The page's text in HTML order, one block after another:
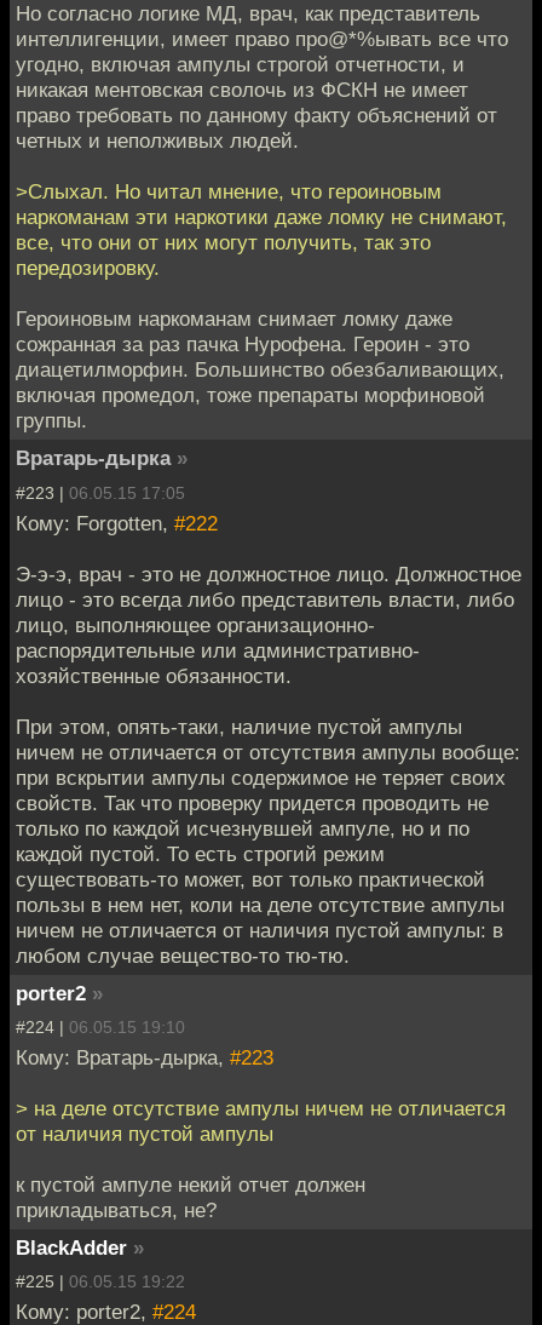
Но согласно логике МД, врач, как представитель
интеллигенции, имеет право про@*%ывать все что
угодно, включая ампулы строгой отчетности, и
никакая ментовская сволочь из ФСКН не имеет
право требовать по данному факту объяснений от
четных и неполживых людей.
>Слыхал. Но читал мнение, что героиновым
наркоманам эти наркотики даже ломку не снимают,
все, что они от них могут получить, так это
передозировку.
Героиновым наркоманам снимает ломку даже
сожранная за раз пачка Нурофена. Героин - это
диацетилморфин. Большинство обезбаливающих,
включая промедол, тоже препараты морфиновой
группы.
Вратарь-дырка »
#223 | 06.05.15 17:05
Кому: Forgotten, #222
Э-э-э, врач - это не должностное лицо. Должностное
лицо - это всегда либо представитель власти, либо
лицо, выполняющее организационно-
распорядительные или административно-
хозяйственные обязанности.
При этом, опять-таки, наличие пустой ампулы
ничем не отличается от отсутствия ампулы вообще:
при вскрытии ампулы содержимое не теряет своих
свойств. Так что проверку придется проводить не
только по каждой исчезнувшей ампуле, но и по
каждой пустой. То есть строгий режим
существовать-то может, вот только практической
пользы в нем нет, коли на деле отсутствие ампулы
ничем не отличается от наличия пустой ампулы: в
любом случае вещество-то тю-тю.
porter2 »
#224 | 06.05.15 19:10
Кому: Вратарь-дырка, #223
> на деле отсутствие ампулы ничем не отличается
от наличия пустой ампулы
к пустой ампуле некий отчет должен
прикладываться, не?
BlackAdder »
#225 | 06.05.15 19:22
Кому: porter2, #224